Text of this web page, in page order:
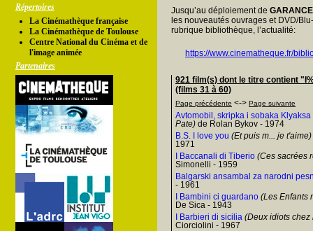
Répertoires
La Cinémathèque française
La Cinémathèque de Toulouse
Centre National du Cinéma et de
l'image animée
Partenaires
Jusqu’au déploiement de
les nouveautés ouvrages et DVD/
rubrique bibliothèque, l’actualité:
https://www.cinematheque.fr/
921 film(s) dont le titre contient
(films 31 à 60)
Page précédente <-> Page suivante
Avtomobil, skripka i sobaka Klyaksa
Pate) de Rolan Bykov - 1974
B.S. I love you (Et puis m... je t'aime)
1971
I Baccanali di Tiberio (Ces sacrées
Simonelli - 1959
Balgarski ansambal za narodni
- 1961
I Bambini ci guardano (Les Enfants
De Sica - 1943
I Barbieri di sicilia (Deux idiots chez
Ciorciolini - 1967